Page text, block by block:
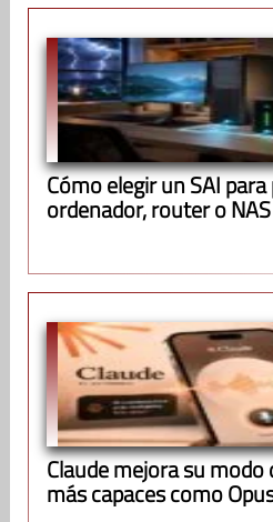
Cómo elegir un SAI
ordenador, router o NAS
Claude mejora su
más capaces como